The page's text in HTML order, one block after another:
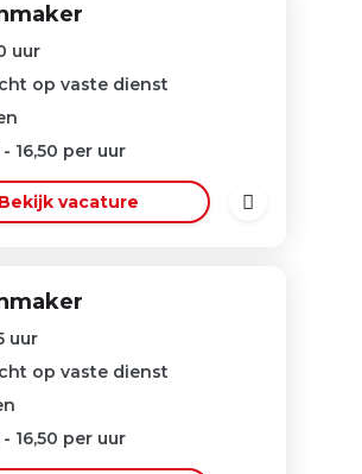
uur
op vaste dienst
- 16,50 per uur
Bekijk vacature
uur
op vaste dienst
- 16,50 per uur